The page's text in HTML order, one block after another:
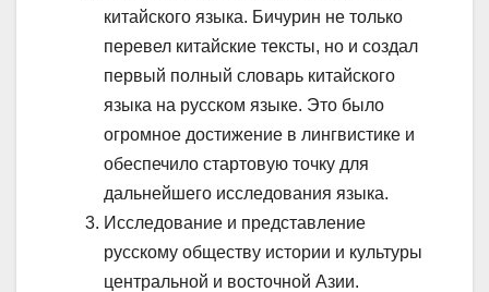
китайского языка. Бичурин не только
перевел китайские тексты, но и создал
первый полный словарь китайского
языка на русском языке. Это было
огромное достижение в лингвистике и
обеспечило стартовую точку для
дальнейшего исследования языка.
Исследование и представление
русскому обществу истории и культуры
центральной и восточной Азии.